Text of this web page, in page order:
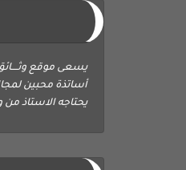
يسعى موقع
أساتذة محبين
يحتاجه الاستاذ